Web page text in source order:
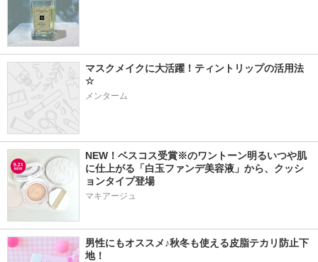
マスクメイクに大活躍！ティントリップの活用法
☆
メンターム
NEW！ベスコス受賞※のワントーン明るいつや肌
に仕上がる「白玉ファンデ美容液」から、クッシ
ョンタイプ登場
マキアージュ
男性にもオススメ♪秋冬も使える皮脂テカリ防止下
地！